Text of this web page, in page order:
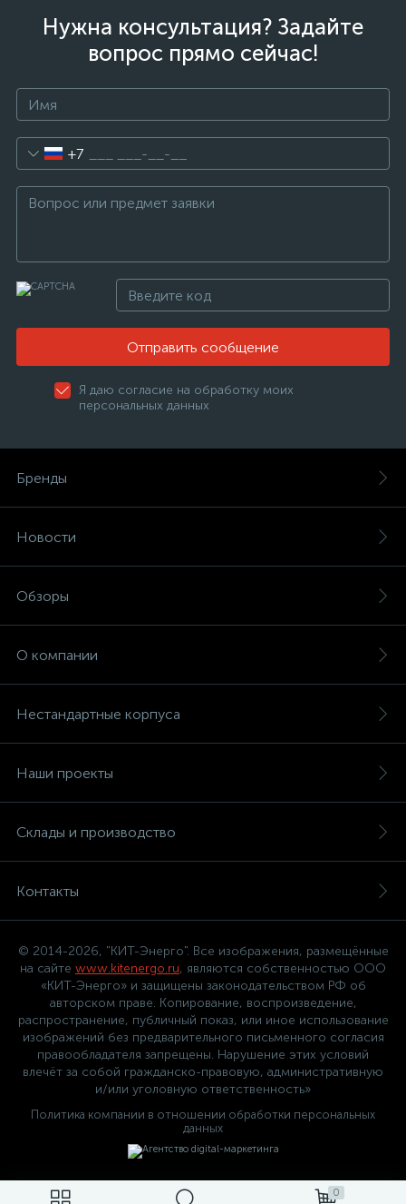
0
Нужна консультация? Задайте
вопрос прямо сейчас!
+7
Отправить сообщение
Я даю согласие на обработку моих
персональных данных
Бренды
Новости
Обзоры
О компании
Нестандартные корпуса
Наши проекты
Склады и производство
Контакты
© 2014-2026, "КИТ-Энерго". Все изображения, размещённые
на сайте www.kitenergo.ru, являются собственностью ООО
«КИТ-Энерго» и защищены законодательством РФ об
авторском праве. Копирование, воспроизведение,
распространение, публичный показ, или иное использование
изображений без предварительного письменного согласия
правообладателя запрещены. Нарушение этих условий
влечёт за собой гражданско-правовую, административную
и/или уголовную ответственность»
Политика компании в отношении обработки персональных
данных